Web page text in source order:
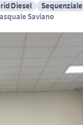
Diesel Sequenziale
Saviano